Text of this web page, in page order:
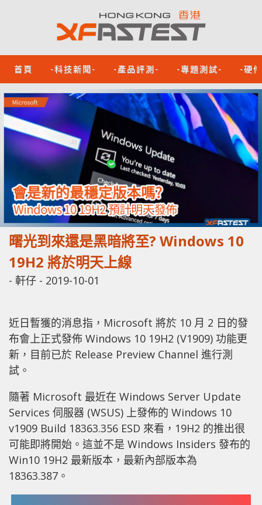
首頁 -科技新聞- -產品評測- -專題測試- -硬
曙光到來還是黑暗將至? Windows 10
19H2 將於明天上線
- 軒仔 - 2019-10-01
近日暫獲的消息指，Microsoft 將於 10 月 2 日的發
布會上正式發佈 Windows 10 19H2 (V1909) 功能更
新，目前已於 Release Preview Channel 進行測
試。
隨著 Microsoft 最近在 Windows Server Update
Services 伺服器 (WSUS) 上發佈的 Windows 10
v1909 Build 18363.356 ESD 來看，19H2 的推出很
可能即將開始。這並不是 Windows Insiders 發布的
Win10 19H2 最新版本，最新內部版本為
18363.387。